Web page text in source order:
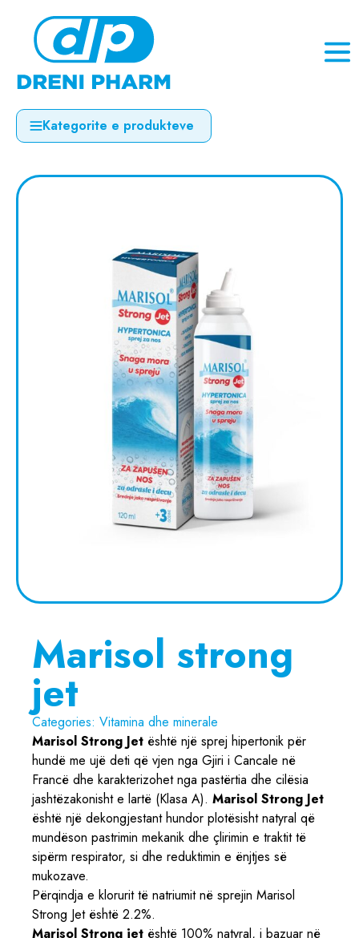
Kategorite e produkteve
Marisol strong
jet
Categories: Vitamina dhe minerale
Marisol Strong Jet është një sprej hipertonik për
hundë me ujë deti që vjen nga Gjiri i Cancale në
Francë dhe karakterizohet nga pastërtia dhe cilësia
jashtëzakonisht e lartë (Klasa A). Marisol Strong Jet
është një dekongjestant hundor plotësisht natyral që
mundëson pastrimin mekanik dhe çlirimin e traktit të
sipërm respirator, si dhe reduktimin e ënjtjes së
mukozave.
Përqindja e klorurit të natriumit në sprejin Marisol
Strong Jet është 2.2%.
Marisol Strong jet është 100% natyral, i bazuar në